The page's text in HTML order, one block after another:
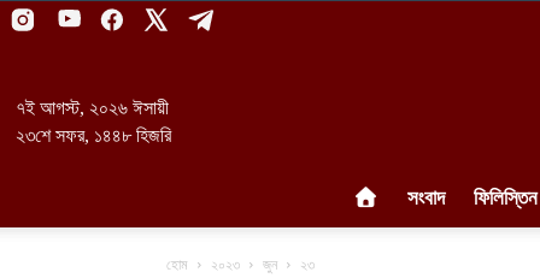
৭ই আগস্ট, ২০২৬ ঈসায়ী
২৩শে সফর, ১৪৪৮ হিজরি
সংবাদ ফিলিস্তিন
হোম ২০২৩ জুন ২৩